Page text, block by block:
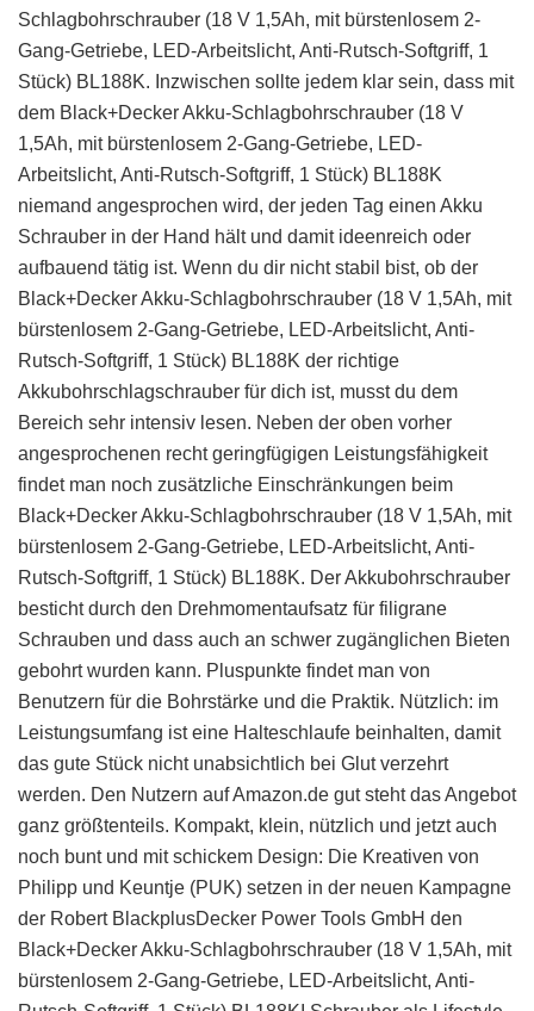
Schlagbohrschrauber (18 V 1,5Ah, mit bürstenlosem 2-
Gang-Getriebe, LED-Arbeitslicht, Anti-Rutsch-Softgriff, 1
Stück) BL188K. Inzwischen sollte jedem klar sein, dass mit
dem Black+Decker Akku-Schlagbohrschrauber (18 V
1,5Ah, mit bürstenlosem 2-Gang-Getriebe, LED-
Arbeitslicht, Anti-Rutsch-Softgriff, 1 Stück) BL188K
niemand angesprochen wird, der jeden Tag einen Akku
Schrauber in der Hand hält und damit ideenreich oder
aufbauend tätig ist. Wenn du dir nicht stabil bist, ob der
Black+Decker Akku-Schlagbohrschrauber (18 V 1,5Ah, mit
bürstenlosem 2-Gang-Getriebe, LED-Arbeitslicht, Anti-
Rutsch-Softgriff, 1 Stück) BL188K der richtige
Akkubohrschlagschrauber für dich ist, musst du dem
Bereich sehr intensiv lesen. Neben der oben vorher
angesprochenen recht geringfügigen Leistungsfähigkeit
findet man noch zusätzliche Einschränkungen beim
Black+Decker Akku-Schlagbohrschrauber (18 V 1,5Ah, mit
bürstenlosem 2-Gang-Getriebe, LED-Arbeitslicht, Anti-
Rutsch-Softgriff, 1 Stück) BL188K. Der Akkubohrschrauber
besticht durch den Drehmomentaufsatz für filigrane
Schrauben und dass auch an schwer zugänglichen Bieten
gebohrt wurden kann. Pluspunkte findet man von
Benutzern für die Bohrstärke und die Praktik. Nützlich: im
Leistungsumfang ist eine Halteschlaufe beinhalten, damit
das gute Stück nicht unabsichtlich bei Glut verzehrt
werden. Den Nutzern auf Amazon.de gut steht das Angebot
ganz größtenteils. Kompakt, klein, nützlich und jetzt auch
noch bunt und mit schickem Design: Die Kreativen von
Philipp und Keuntje (PUK) setzen in der neuen Kampagne
der Robert BlackplusDecker Power Tools GmbH den
Black+Decker Akku-Schlagbohrschrauber (18 V 1,5Ah, mit
bürstenlosem 2-Gang-Getriebe, LED-Arbeitslicht, Anti-